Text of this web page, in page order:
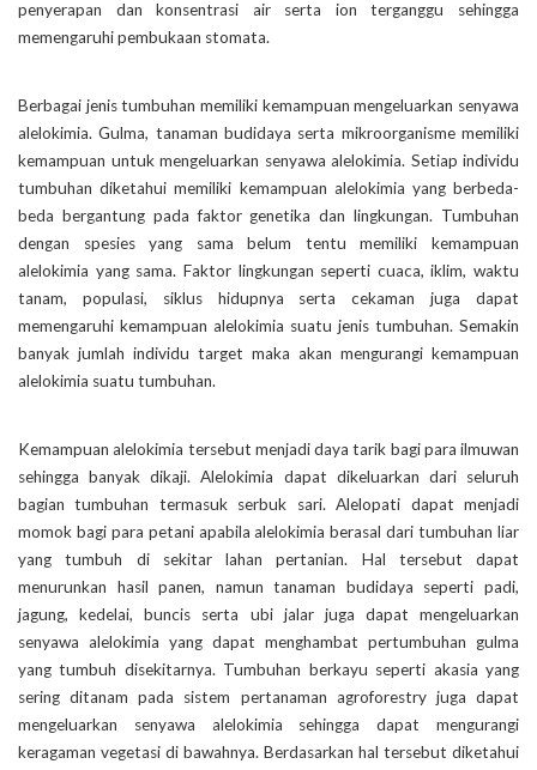
penyerapan dan konsentrasi air serta ion terganggu sehingga
memengaruhi pembukaan stomata.
Berbagai jenis tumbuhan memiliki kemampuan mengeluarkan senyawa
alelokimia. Gulma, tanaman budidaya serta mikroorganisme memiliki
kemampuan untuk mengeluarkan senyawa alelokimia. Setiap individu
tumbuhan diketahui memiliki kemampuan alelokimia yang berbeda-
beda bergantung pada faktor genetika dan lingkungan. Tumbuhan
dengan spesies yang sama belum tentu memiliki kemampuan
alelokimia yang sama. Faktor lingkungan seperti cuaca, iklim, waktu
tanam, populasi, siklus hidupnya serta cekaman juga dapat
memengaruhi kemampuan alelokimia suatu jenis tumbuhan. Semakin
banyak jumlah individu target maka akan mengurangi kemampuan
alelokimia suatu tumbuhan.
Kemampuan alelokimia tersebut menjadi daya tarik bagi para ilmuwan
sehingga banyak dikaji. Alelokimia dapat dikeluarkan dari seluruh
bagian tumbuhan termasuk serbuk sari. Alelopati dapat menjadi
momok bagi para petani apabila alelokimia berasal dari tumbuhan liar
yang tumbuh di sekitar lahan pertanian. Hal tersebut dapat
menurunkan hasil panen, namun tanaman budidaya seperti padi,
jagung, kedelai, buncis serta ubi jalar juga dapat mengeluarkan
senyawa alelokimia yang dapat menghambat pertumbuhan gulma
yang tumbuh disekitarnya. Tumbuhan berkayu seperti akasia yang
sering ditanam pada sistem pertanaman agroforestry juga dapat
mengeluarkan senyawa alelokimia sehingga dapat mengurangi
keragaman vegetasi di bawahnya. Berdasarkan hal tersebut diketahui